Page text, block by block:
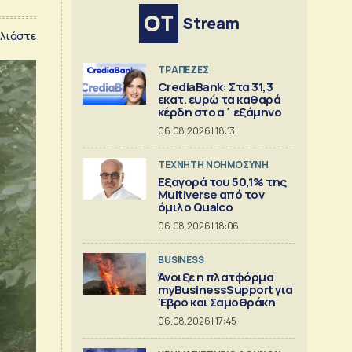
Stream
ΤΡΑΠΕΖΕΣ
CrediaBank: Στα 31,3
εκατ. ευρώ τα καθαρά
κέρδη στο α΄ εξάμηνο
06.08.2026 | 18:13
TΕΧΝΗΤΗ ΝΟΗΜΟΣΥΝΗ
Εξαγορά του 50,1% της
Multiverse από τον
όμιλο Qualco
06.08.2026 | 18:06
BUSINESS
Άνοιξε η πλατφόρμα
myBusinessSupport για
Έβρο και Σαμοθράκη
06.08.2026 | 17:45